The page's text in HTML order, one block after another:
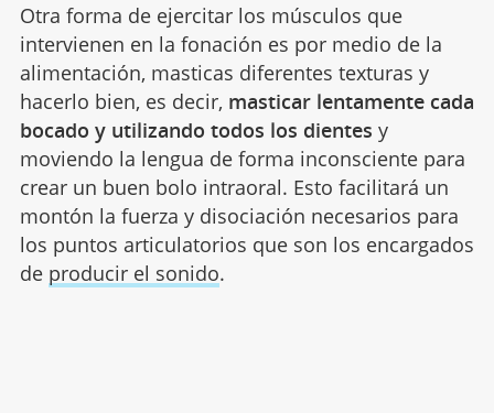
Otra forma de ejercitar los músculos que
intervienen en la fonación es por medio de la
alimentación, masticas diferentes texturas y
hacerlo bien, es decir, masticar lentamente cada
bocado y utilizando todos los dientes y
moviendo la lengua de forma inconsciente para
crear un buen bolo intraoral. Esto facilitará un
montón la fuerza y disociación necesarios para
los puntos articulatorios que son los encargados
de producir el sonido.